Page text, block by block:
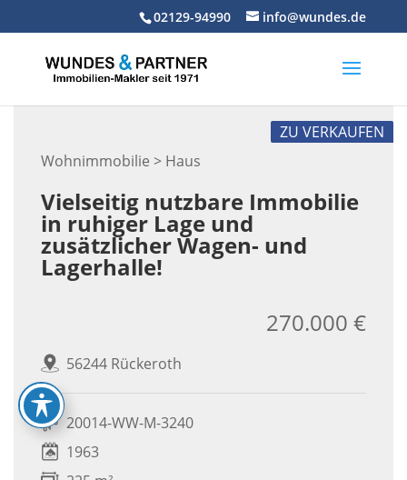
02129-94990 info@wundes.de
Wohnimmobilie > Haus
ZU VERKAUFEN
Vielseitig nutzbare Immobilie
in ruhiger Lage und
zusätzlicher Wagen- und
Lagerhalle!
56244 Rückeroth
270.000 €
20014-WW-M-3240
1963